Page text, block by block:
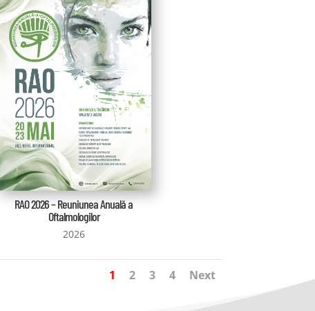
RAO 2026 – Reuniunea Anuală a
Oftalmologilor
2026
1 2 3 4 Next